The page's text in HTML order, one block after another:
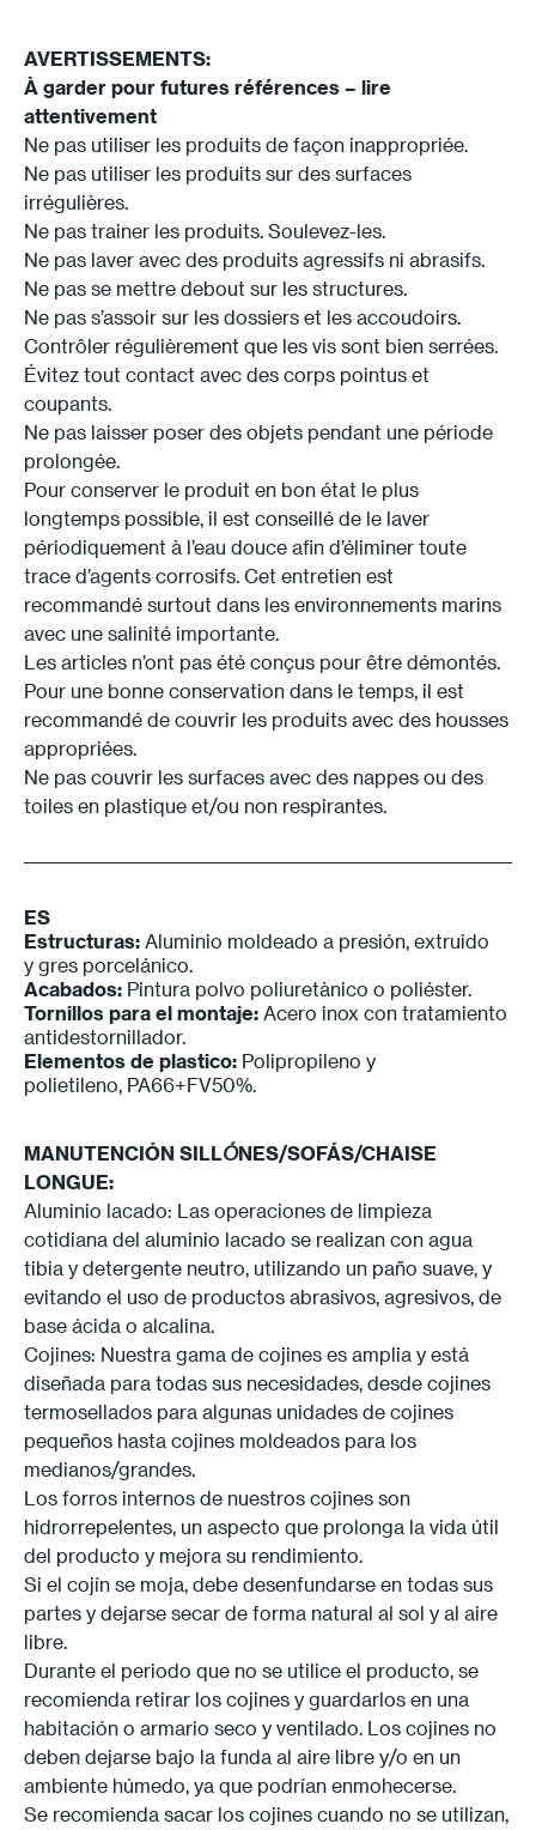
AVERTISSEMENTS:
À garder pour futures références – lire
attentivement
Ne pas utiliser les produits de façon inappropriée.
Ne pas utiliser les produits sur des surfaces
irrégulières.
Ne pas trainer les produits. Soulevez-les.
Ne pas laver avec des produits agressifs ni abrasifs.
Ne pas se mettre debout sur les structures.
Ne pas s’assoir sur les dossiers et les accoudoirs.
Contrôler régulièrement que les vis sont bien serrées.
Évitez tout contact avec des corps pointus et
coupants.
Ne pas laisser poser des objets pendant une période
prolongée.
Pour conserver le produit en bon état le plus
longtemps possible, il est conseillé de le laver
périodiquement à l’eau douce afin d’éliminer toute
trace d’agents corrosifs. Cet entretien est
recommandé surtout dans les environnements marins
avec une salinité importante.
Les articles n’ont pas été conçus pour être démontés.
Pour une bonne conservation dans le temps, il est
recommandé de couvrir les produits avec des housses
appropriées.
Ne pas couvrir les surfaces avec des nappes ou des
toiles en plastique et/ou non respirantes.
ES
Estructuras: Aluminio moldeado a presión, extruido
y gres porcelánico.
Acabados: Pintura polvo poliuretànico o poliéster.
Tornillos para el montaje: Acero inox con tratamiento
antidestornillador.
Elementos de plastico: Polipropileno y
polietileno, PA66+FV50%.
MANUTENCIÓN SILLÓNES/SOFÁS/CHAISE
LONGUE:
Aluminio lacado: Las operaciones de limpieza
cotidiana del aluminio lacado se realizan con agua
tibia y detergente neutro, utilizando un paño suave, y
evitando el uso de productos abrasivos, agresivos, de
base ácida o alcalina.
Cojines: Nuestra gama de cojines es amplia y está
diseñada para todas sus necesidades, desde cojines
termosellados para algunas unidades de cojines
pequeños hasta cojines moldeados para los
medianos/grandes.
Los forros internos de nuestros cojines son
hidrorrepelentes, un aspecto que prolonga la vida útil
del producto y mejora su rendimiento.
Si el cojín se moja, debe desenfundarse en todas sus
partes y dejarse secar de forma natural al sol y al aire
libre.
Durante el periodo que no se utilice el producto, se
recomienda retirar los cojines y guardarlos en una
habitación o armario seco y ventilado. Los cojines no
deben dejarse bajo la funda al aire libre y/o en un
ambiente húmedo, ya que podrían enmohecerse.
Se recomienda sacar los cojines cuando no se utilizan,